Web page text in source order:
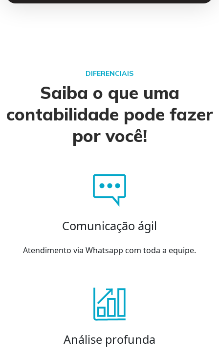
DIFERENCIAIS
Saiba o que uma
contabilidade pode fazer
por você!
Comunicação ágil
Atendimento via Whatsapp com toda a equipe.
Análise profunda